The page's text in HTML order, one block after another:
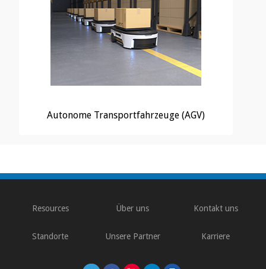
Autonome Transportfahrzeuge (AGV)
Resources Über uns Kontakt uns
Standorte Unsere Partner Karriere
\